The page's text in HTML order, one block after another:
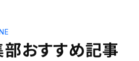
おすすめ記事